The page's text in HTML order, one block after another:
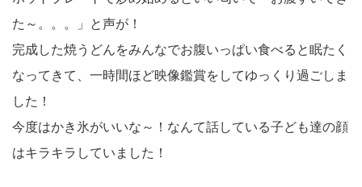
た～。。。」と声が！
完成した焼うどんをみんなでお腹いっぱい食べると眠たく
なってきて、一時間ほど映像鑑賞をしてゆっくり過ごしま
した！
今度はかき氷がいいな～！なんて話している子ども達の顔
はキラキラしていました！